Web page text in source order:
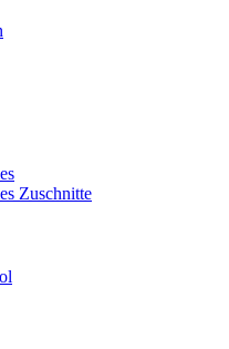
Zuschnitte